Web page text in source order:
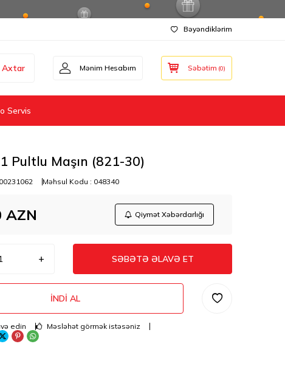
Bəyəndiklərim
Axtar Mənim Hesabım Səbətim (0)
Servis
Pultlu Maşın (821-30)
Məhsul Kodu : 048340
AZN Qiymət Xəbərdarlığı
SƏBƏTƏ ƏLAVƏ ET
İNDI AL
edin Məsləhət görmək istəsəniz